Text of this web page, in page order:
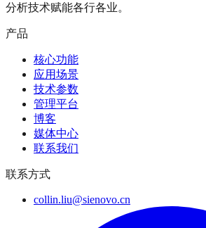
分析技术赋能各行各业。
产品
核心功能
应用场景
技术参数
管理平台
博客
媒体中心
联系我们
联系方式
collin.liu@sienovo.cn